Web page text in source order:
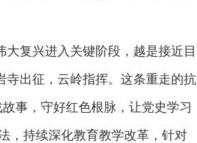
复兴进入关键阶段，越是接近目
寺出征，云岭指挥。这条重走的抗
事，守好红色根脉，让党史学习
，持续深化教育教学改革，针对